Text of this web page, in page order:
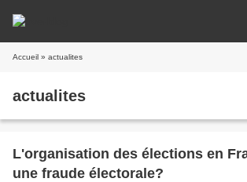
Accueil » actualites
actualites
L'organisation des élections en
une fraude électorale?